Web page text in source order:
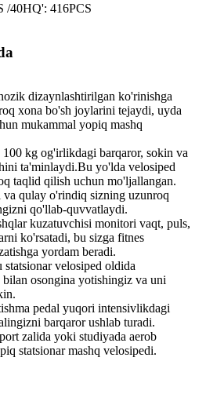
/40HQ': 416PCS
dizaynlashtirilgan ko'rinishga
xona bo'sh joylarini tejaydi, uyda
mukammal yopiq mashq
kg og'irlikdagi barqaror, sokin va
ta'minlaydi.Bu yo'lda velosiped
taqlid qilish uchun mo'ljallangan.
qulay o'rindiq sizning uzunroq
qo'llab-quvvatlaydi.
kuzatuvchisi monitori vaqt, puls,
ko'rsatadi, bu sizga fitnes
yordam beradi.
statsionar velosiped oldida
osongina yotishingiz va uni
pedal yuqori intensivlikdagi
barqaror ushlab turadi.
zalida yoki studiyada aerob
statsionar mashq velosipedi.